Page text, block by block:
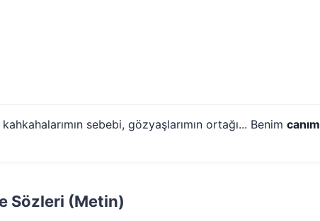
kahkahalarımın sebebi, gözyaşlarımın ortağı... Benim canım
Sözleri (Metin)